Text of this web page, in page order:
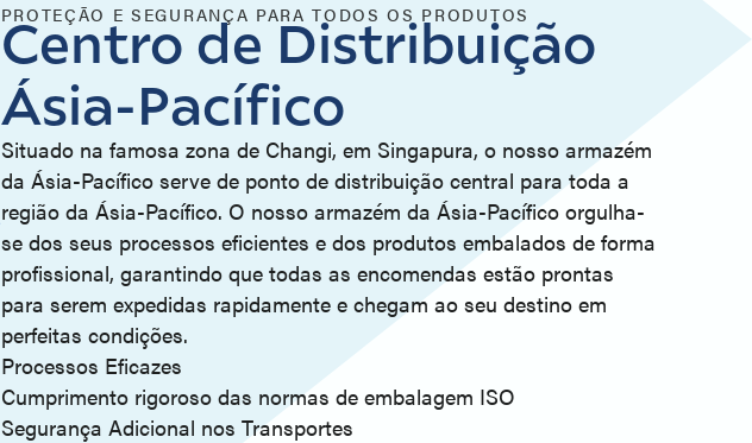
PROTEÇÃO E SEGURANÇA PARA TODOS OS PRODUTOS
Centro de Distribuição
Ásia-Pacífico
Situado na famosa zona de Changi, em Singapura, o nosso armazém
da Ásia-Pacífico serve de ponto de distribuição central para toda a
região da Ásia-Pacífico. O nosso armazém da Ásia-Pacífico orgulha-
se dos seus processos eficientes e dos produtos embalados de forma
profissional, garantindo que todas as encomendas estão prontas
para serem expedidas rapidamente e chegam ao seu destino em
perfeitas condições.
Processos Eficazes
Cumprimento rigoroso das normas de embalagem ISO
Segurança Adicional nos Transportes